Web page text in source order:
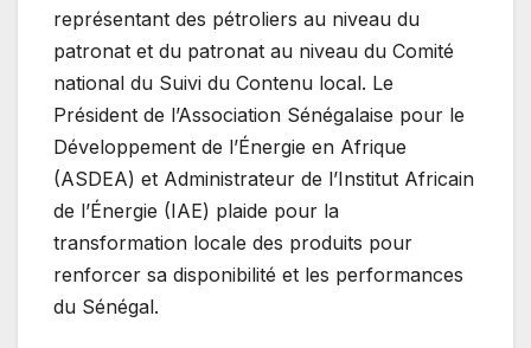
représentant des pétroliers au niveau du
patronat et du patronat au niveau du Comité
national du Suivi du Contenu local. Le
Président de l’Association Sénégalaise pour le
Développement de l’Énergie en Afrique
(ASDEA) et Administrateur de l’Institut Africain
de l’Énergie (IAE) plaide pour la
transformation locale des produits pour
renforcer sa disponibilité et les performances
du Sénégal.